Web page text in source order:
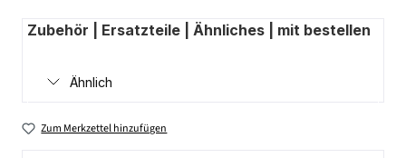
Zubehör | Ersatzteile | Ähnliches | mit bestellen
Ähnlich
Zum Merkzettel hinzufügen